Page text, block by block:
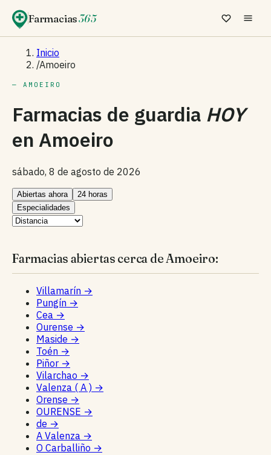
Farmacias365
Inicio
/Amoeiro
— AMOEIRO
Farmacias de guardia HOY
en Amoeiro
sábado, 8 de agosto de 2026
Abiertas ahora
24 horas
Especialidades
Farmacias abiertas cerca de Amoeiro:
Villamarín →
Pungín →
Cea →
Ourense →
Maside →
Toén →
Piñor →
Vilarchao →
Valenza ( A ) →
Orense →
OURENSE →
de →
A Valenza →
O Carballiño →